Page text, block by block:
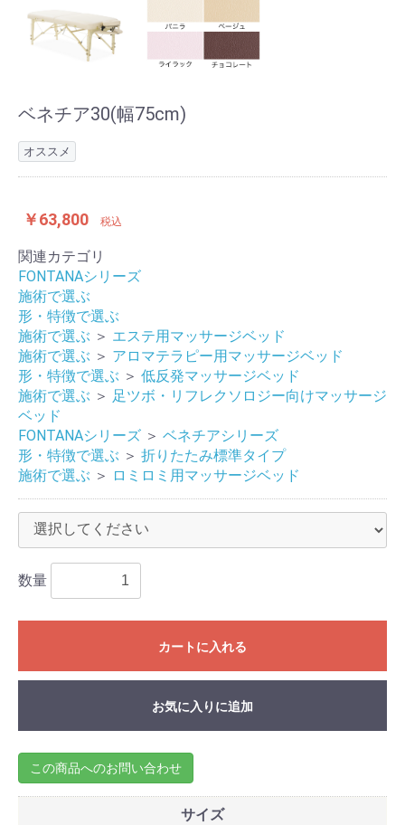
ベネチア30(幅75cm)
オススメ
￥63,800 税込
関連カテゴリ
FONTANAシリーズ
施術で選ぶ
形・特徴で選ぶ
施術で選ぶ ＞ エステ用マッサージベッド
施術で選ぶ ＞ アロマテラピー用マッサージベッド
形・特徴で選ぶ ＞ 低反発マッサージベッド
施術で選ぶ ＞ 足ツボ・リフレクソロジー向けマッサージ
ベッド
FONTANAシリーズ ＞ ベネチアシリーズ
形・特徴で選ぶ ＞ 折りたたみ標準タイプ
施術で選ぶ ＞ ロミロミ用マッサージベッド
数量
カートに入れる
お気に入りに追加
この商品へのお問い合わせ
サイズ